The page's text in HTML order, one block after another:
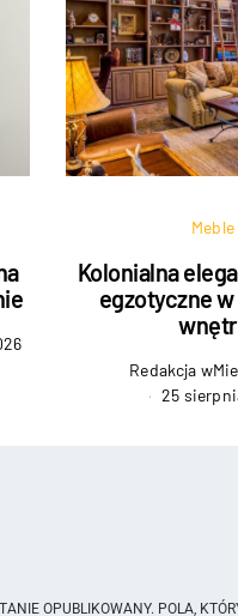
Meble
Kolonialna
egzotyczne
Redakcja
25
OPUBLIKOWANY. POLA,